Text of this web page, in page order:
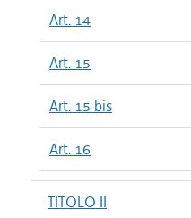
Art. 14
Art. 15
Art. 15 bis
Art. 16
TITOLO II